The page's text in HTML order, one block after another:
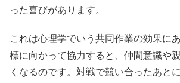
った喜びがあります。
これは心理学でいう共同作業の効果に
標に向かって協力すると、仲間意識や
くなるのです。対戦で競い合ったあと